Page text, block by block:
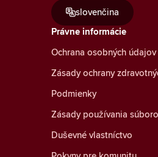
slovenčina
Právne informácie
Ochrana osobných údajov
Zásady ochrany
Podmienky
Zásady používania
Duševné vlastníctvo